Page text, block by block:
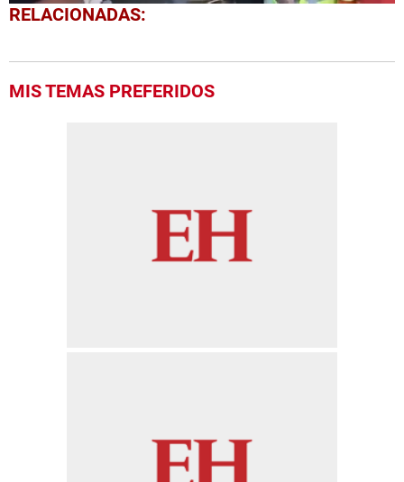
0
seconds
seconds
RELACIONADAS:
MIS TEMAS PREFERIDOS